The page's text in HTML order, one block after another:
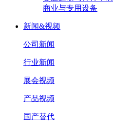
商业与专用设备
新闻&视频
公司新闻
行业新闻
展会视频
产品视频
国产替代